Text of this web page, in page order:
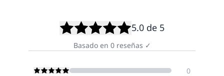
5.0 de 5
Basado en 0 reseñas ✓
0